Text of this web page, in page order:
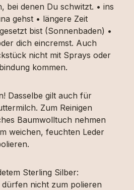
bei denen Du schwitzt. • ins
gehst • längere Zeit
bist (Sonnenbaden) •
dich eincremst. Auch
nicht mit Sprays oder
kommen.
Dasselbe gilt auch für
Zum Reinigen
Baumwolltuch nehmen
weichen, feuchten Leder
Sterling Silber:
nicht zum polieren